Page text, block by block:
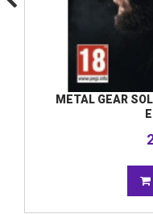
METAL GEAR